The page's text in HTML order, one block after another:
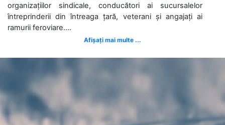
organizațiilor sindicale, conducători ai sucursalelor
întreprinderii din întreaga țară, veterani și angajați ai
ramurii feroviare....
Afișați mai multe ...